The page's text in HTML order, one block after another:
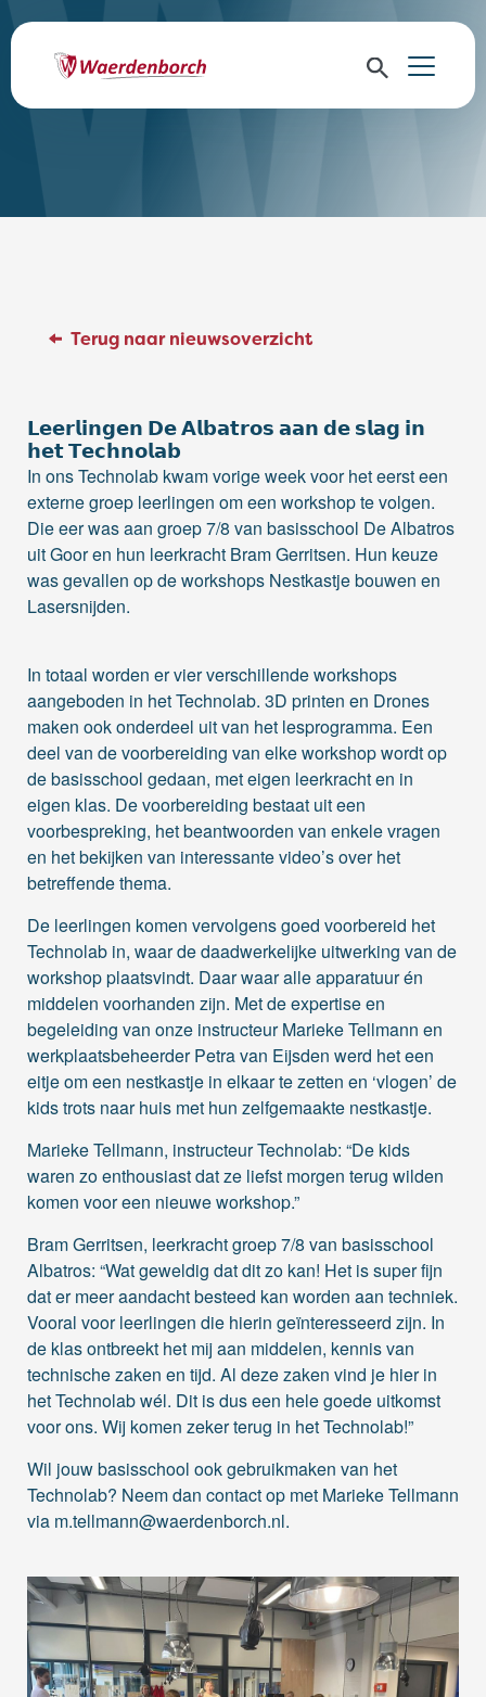
Terug naar nieuwsoverzicht
𝗟𝗲𝗲𝗿𝗹𝗶𝗻𝗴𝗲𝗻 𝗗𝗲 𝗔𝗹𝗯𝗮𝘁𝗿𝗼𝘀 𝗮𝗮𝗻 𝗱𝗲 𝘀𝗹𝗮𝗴 𝗶𝗻
𝗵𝗲𝘁 𝗧𝗲𝗰𝗵𝗻𝗼𝗹𝗮𝗯
In ons Technolab kwam vorige week voor het eerst een
externe groep leerlingen om een workshop te volgen.
Die eer was aan groep 7/8 van basisschool De Albatros
uit Goor en hun leerkracht Bram Gerritsen. Hun keuze
was gevallen op de workshops Nestkastje bouwen en
Lasersnijden.
In totaal worden er vier verschillende workshops
aangeboden in het Technolab. 3D printen en Drones
maken ook onderdeel uit van het lesprogramma. Een
deel van de voorbereiding van elke workshop wordt op
de basisschool gedaan, met eigen leerkracht en in
eigen klas. De voorbereiding bestaat uit een
voorbespreking, het beantwoorden van enkele vragen
en het bekijken van interessante video’s over het
betreffende thema.
De leerlingen komen vervolgens goed voorbereid het
Technolab in, waar de daadwerkelijke uitwerking van de
workshop plaatsvindt. Daar waar alle apparatuur én
middelen voorhanden zijn. Met de expertise en
begeleiding van onze instructeur Marieke Tellmann en
werkplaatsbeheerder Petra van Eijsden werd het een
eitje om een nestkastje in elkaar te zetten en ‘vlogen’ de
kids trots naar huis met hun zelfgemaakte nestkastje.
Marieke Tellmann, instructeur Technolab: “De kids
waren zo enthousiast dat ze liefst morgen terug wilden
komen voor een nieuwe workshop.”
Bram Gerritsen, leerkracht groep 7/8 van basisschool
Albatros: “Wat geweldig dat dit zo kan! Het is super fijn
dat er meer aandacht besteed kan worden aan techniek.
Vooral voor leerlingen die hierin geïnteresseerd zijn. In
de klas ontbreekt het mij aan middelen, kennis van
technische zaken en tijd. Al deze zaken vind je hier in
het Technolab wél. Dit is dus een hele goede uitkomst
voor ons. Wij komen zeker terug in het Technolab!”
Wil jouw basisschool ook gebruikmaken van het
Technolab? Neem dan contact op met Marieke Tellmann
via m.tellmann@waerdenborch.nl.